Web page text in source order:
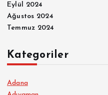
Eylül 2024
Ağustos 2024
Temmuz 2024
Kategoriler
Adana